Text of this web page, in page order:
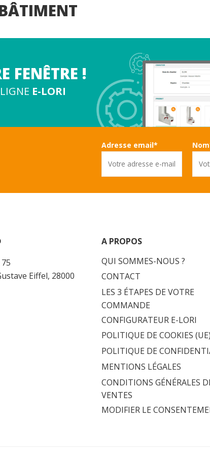
FENÊTRE !
E-LORI
Adresse email*
Eiffel, 28000
A PROPOS
QUI SOMMES-NOUS ?
CONTACT
LES 3 ÉTAPES DE VOTRE
COMMANDE
CONFIGURATEUR E-LORI
POLITIQUE DE COOKIES
POLITIQUE DE
MENTIONS LÉGALES
CONDITIONS GÉNÉRALES
VENTES
MODIFIER LE